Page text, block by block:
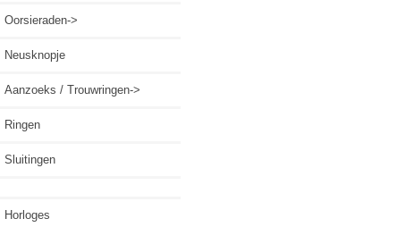
Oorsieraden->
Neusknopje
Aanzoeks / Trouwringen->
Ringen
Sluitingen
Horloges